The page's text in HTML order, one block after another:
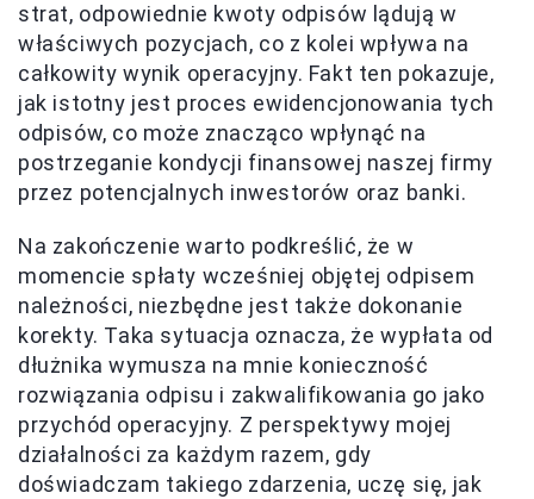
strat, odpowiednie kwoty odpisów lądują w
właściwych pozycjach, co z kolei wpływa na
całkowity wynik operacyjny. Fakt ten pokazuje,
jak istotny jest proces ewidencjonowania tych
odpisów, co może znacząco wpłynąć na
postrzeganie kondycji finansowej naszej firmy
przez potencjalnych inwestorów oraz banki.
Na zakończenie warto podkreślić, że w
momencie spłaty wcześniej objętej odpisem
należności, niezbędne jest także dokonanie
korekty. Taka sytuacja oznacza, że wypłata od
dłużnika wymusza na mnie konieczność
rozwiązania odpisu i zakwalifikowania go jako
przychód operacyjny. Z perspektywy mojej
działalności za każdym razem, gdy
doświadczam takiego zdarzenia, uczę się, jak